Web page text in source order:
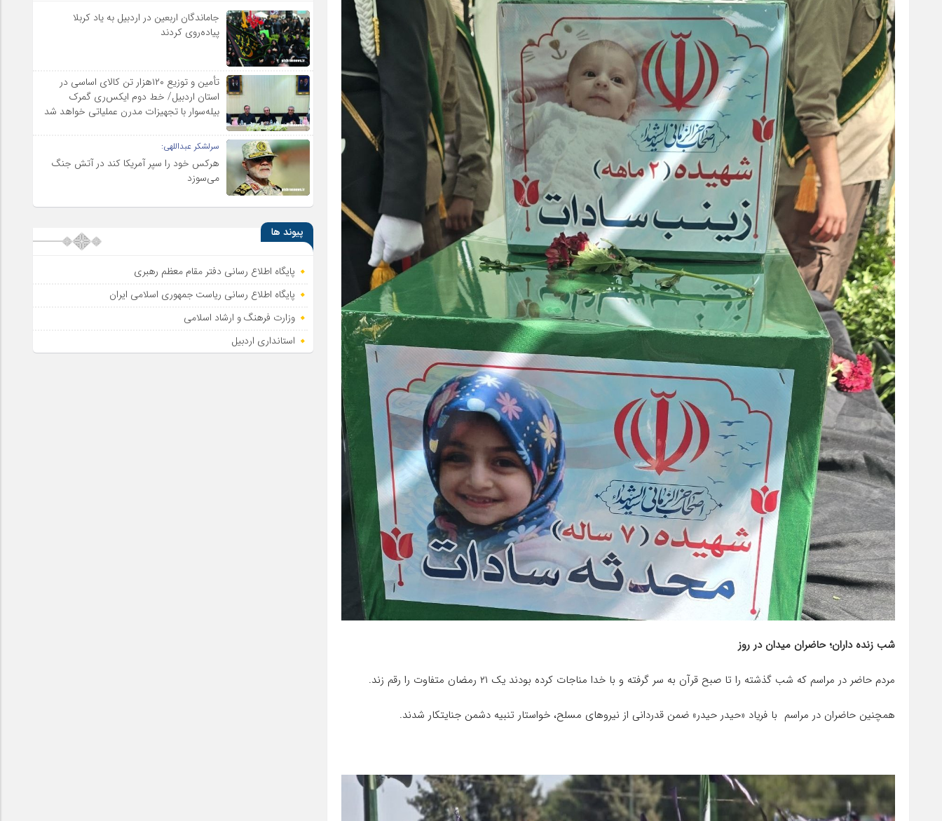
شب زنده داران؛ حاضران میدان در روز
مردم حاضر در مراسم که شب گذشته را تا صبح قرآن به سر گرفته و با خدا مناجات کرده بودند یک ۲۱ رمضان متفاوت را رقم زند.
همچنین حاضران در مراسم با فریاد «حیدر حیدر» ضمن قدردانی از نیروهای مسلح، خواستار تنبیه دشمن جنایتکار شدند.
جاماندگان اربعین در اردبیل به یاد کربلا
پیاده‌روی کردند
تأمین و توزیع ۱۲۰هزار تن کالای اساسی در
استان اردبیل/ خط دوم ایکس‌ری گمرک
بیله‌سوار با تجهیزات مدرن عملیاتی خواهد شد
سرلشکر عبداللهی:
هرکس خود را سپر آمریکا کند در آتش جنگ
می‌سوزد
پیوند ها
پایگاه اطلاع رسانی دفتر مقام معظم رهبری
پایگاه اطلاع‌ رسانی ریاست‌ جمهوری اسلامی ایران
وزارت فرهنگ و ارشاد اسلامی
استانداری اردبیل